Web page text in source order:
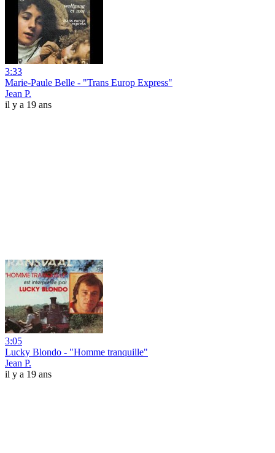
3:33
Marie-Paule Belle - "Trans Europ Express"
Jean P.
il y a 19 ans
3:05
Lucky Blondo - "Homme tranquille"
Jean P.
il y a 19 ans